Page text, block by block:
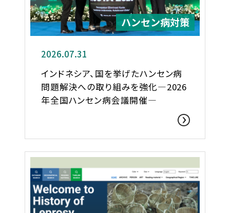
ハンセン病対策
2026.07.31
インドネシア、国を挙げたハンセン病
問題解決への取り組みを強化―2026
年全国ハンセン病会議開催―